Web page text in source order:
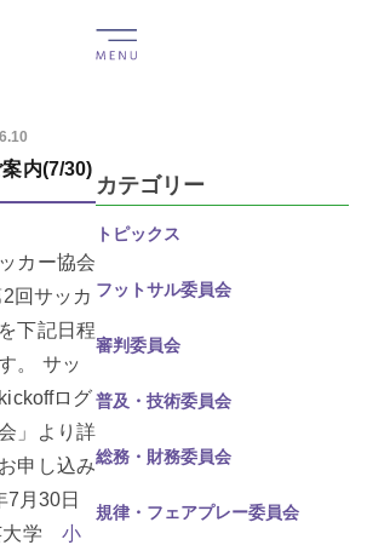
内(7/30)
カー協会
回サッカ
下記日程
。
サッ
ログ
」より詳
申し込み
月30日
大学 小
カテゴリー
トピックス
フットサル委員会
審判委員会
普及・技術委員会
総務・財務委員会
規律・フェアプレー委員会